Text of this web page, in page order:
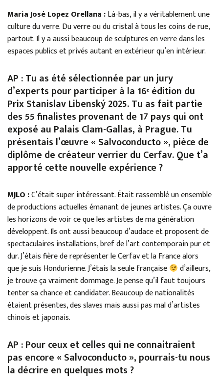
Maria José Lopez Orellana :Là-bas, il y a véritablement une
culture du verre. Du verre ou du cristal à tous les coins de rue,
partout. Il y a aussi beaucoup de sculptures en verre dans les
espaces publics et privés autant en extérieur qu’en intérieur.
AP : Tu as été sélectionnée par un jury
d’experts pour participer à la 16ᵉ édition du
Prix Stanislav Libenský 2025. Tu as fait partie
des 55 finalistes provenant de 17 pays qui ont
exposé au Palais Clam-Gallas, à Prague. Tu
présentais l’œuvre « Salvoconducto », pièce de
diplôme de créateur verrier du Cerfav. Que t’a
apporté cette nouvelle expérience ?
MJLO :C’était super intéressant. Était rassemblé un ensemble
de productions actuelles émanant de jeunes artistes. Ça ouvre
les horizons de voir ce que les artistes de ma génération
développent. Ils ont aussi beaucoup d’audace et proposent de
spectaculaires installations, bref de l’art contemporain pur et
dur. J’étais fière de représenter le Cerfav et la France alors
que je suis Hondurienne. J’étais la seule française
d’ailleurs,
je trouve ça vraiment dommage. Je pense qu’il faut toujours
tenter sa chance et candidater. Beaucoup de nationalités
étaient présentes, des slaves mais aussi pas mal d’artistes
chinois et japonais.
AP : Pour ceux et celles qui ne connaitraient
pas encore « Salvoconducto », pourrais-tu nous
la décrire en quelques mots ?